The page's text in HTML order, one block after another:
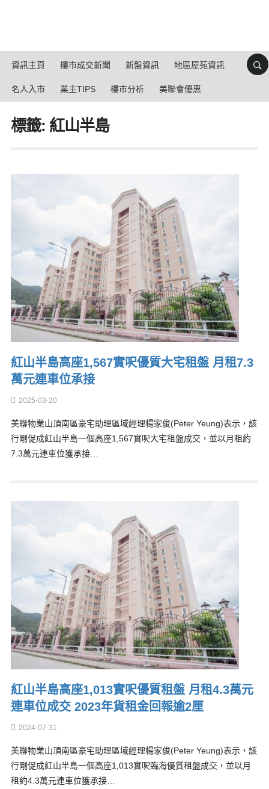
資訊主頁 樓市成交新聞 新盤資訊 地區屋苑資訊
名人入市 業主TIPS 樓市分析 美聯會優惠
標籤: 紅山半島
紅山半島高座1,567實呎優質大宅租盤 月租7.3
萬元連車位承接
2025-03-20
美聯物業山頂南區豪宅助理區域經理楊家俊(Peter Yeung)表示，該
行剛促成紅山半島一個高座1,567實呎大宅租盤成交，並以月租約
7.3萬元連車位獲承接…
紅山半島高座1,013實呎優質租盤 月租4.3萬元
連車位成交 2023年貨租金回報逾2厘
2024-07-31
美聯物業山頂南區豪宅助理區域經理楊家俊(Peter Yeung)表示，該
行剛促成紅山半島一個高座1,013實呎臨海優質租盤成交，並以月
租約4.3萬元連車位獲承接…